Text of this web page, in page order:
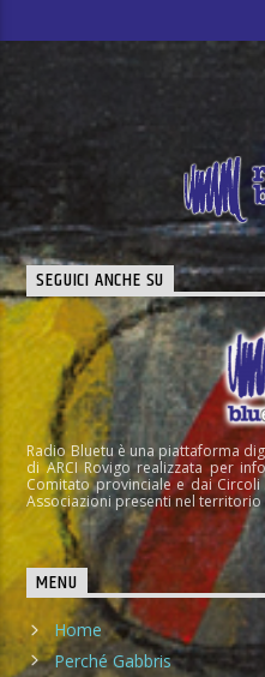
SEGUICI ANCHE SU
Radio Bluetu è una piattaforma
di ARCI Rovigo realizzata per
Comitato provinciale e dai
Associazioni presenti nel
MENU
Home
Perché Gabbris